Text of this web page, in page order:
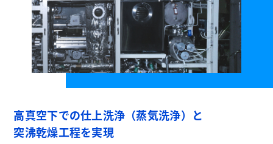
高真空下での仕上洗浄（蒸気洗浄）と
突沸乾燥工程を実現